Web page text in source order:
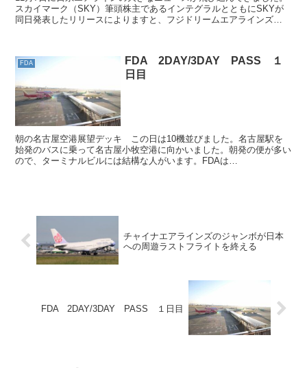
スカイマーク（SKY）筆頭株主であるインテグラルとともにSKYが
同日発表したリリースによりますと、フジドリームエアラインズ
FDA
FDA 2DAY/3DAY PASS １
日目
朝の名古屋空港展望デッキ この日は10機並びました。名古屋駅を
始発のバスに乗って名古屋小牧空港に向かいました。朝発の便が多い
ので、ターミナルビルには結構な人がいます。FDAは
チャイナエアラインズのジャンボが日本
への周遊ラストフライトを終える
FDA 2DAY/3DAY PASS １日目